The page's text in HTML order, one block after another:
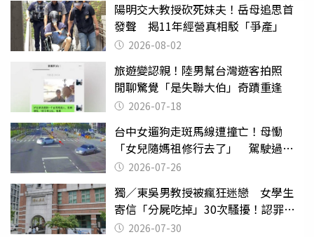
陽明交大教授砍死妹夫！岳母追思首
發聲 揭11年經營真相駁「爭產」
2026-08-02
旅遊變認親！陸男幫台灣遊客拍照
閒聊驚覺「是失聯大伯」奇蹟重逢
2026-07-18
台中女遛狗走斑馬線遭撞亡！母慟
「女兒隨媽祖修行去了」 駕駛過失
致死判9月
2026-07-26
獨／東吳男教授被瘋狂迷戀 女學生
寄信「分屍吃掉」30次騷擾！認罪免
關 2026-07-30